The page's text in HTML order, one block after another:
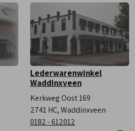
Lederwarenwinkel
Waddinxveen
Kerkweg Oost 169
2741 HC, Waddinxveen
0182 - 612012